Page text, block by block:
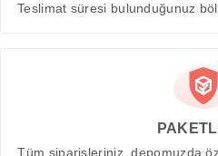
Teslimat süresi bulunduğunuz
Tüm siparişleriniz, depomuzda